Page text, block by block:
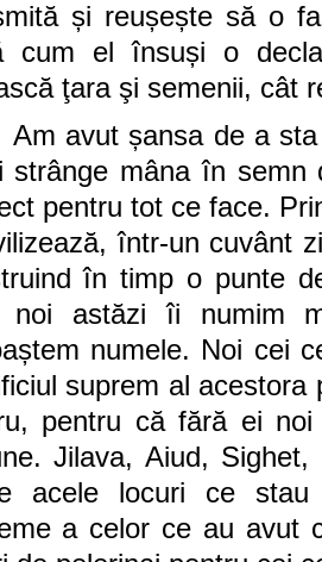
și reușește să o
cum el însuși o
ţara şi semenii, cât
Am avut șansa de a
strânge mâna în semn
pentru tot ce face.
într-un cuvânt
în timp o punte
noi astăzi îi numim
numele. Noi cei
suprem al
pentru că fără ei
Jilava, Aiud,
acele locuri ce
a celor ce au avut